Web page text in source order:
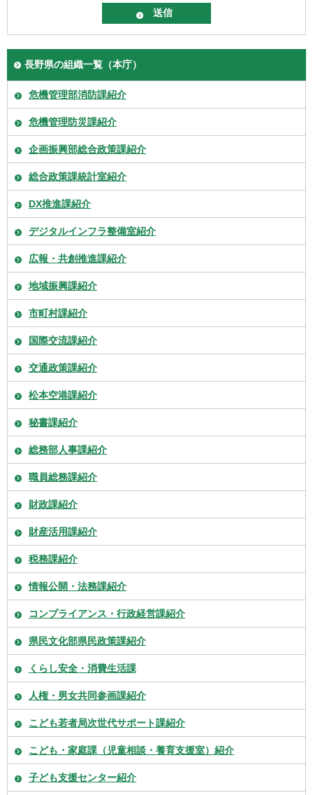
長野県の組織一覧（本庁）
危機管理部消防課紹介
危機管理防災課紹介
企画振興部総合政策課紹介
総合政策課統計室紹介
DX推進課紹介
デジタルインフラ整備室紹介
広報・共創推進課紹介
地域振興課紹介
市町村課紹介
国際交流課紹介
交通政策課紹介
松本空港課紹介
秘書課紹介
総務部人事課紹介
職員総務課紹介
財政課紹介
財産活用課紹介
税務課紹介
情報公開・法務課紹介
コンプライアンス・行政経営課紹介
県民文化部県民政策課紹介
くらし安全・消費生活課
人権・男女共同参画課紹介
こども若者局次世代サポート課紹介
こども・家庭課（児童相談・養育支援室）紹介
子ども支援センター紹介